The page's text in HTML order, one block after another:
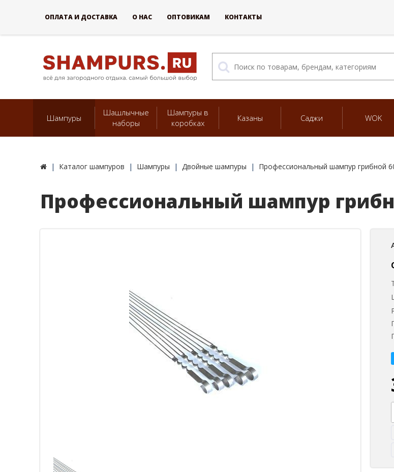
Шампуры
Шашлычные
наборы
Шампуры в
коробках
Казаны Саджи WOK
Каталог шампуров Шампуры Двойные шампуры Профессиональный шампур грибной
Профессиональный шампур
ОПЛАТА И ДОСТАВКА О НАС ОПТОВИКАМ КОНТАКТЫ